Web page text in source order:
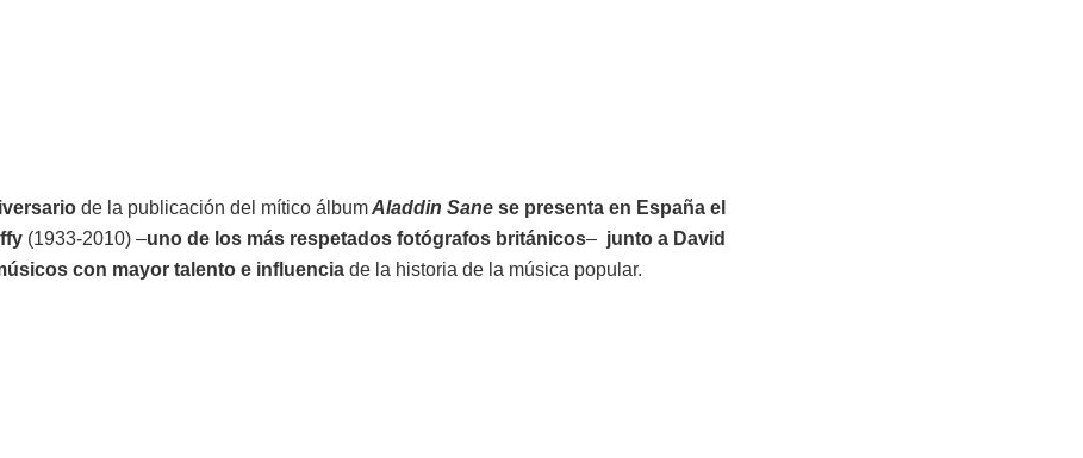
de la publicación del mítico álbumAladdin Sane se presenta en España el
(1933-2010) –uno de los más respetados fotógrafos británicos– junto a David
con mayor talento e influencia de la historia de la música popular.